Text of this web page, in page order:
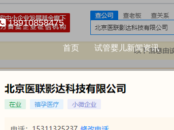
18910858475
首页 试管婴儿新闻资讯